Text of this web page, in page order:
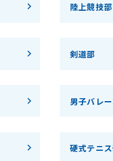
陸上競技部
剣道部
男子バレ
硬式テニ